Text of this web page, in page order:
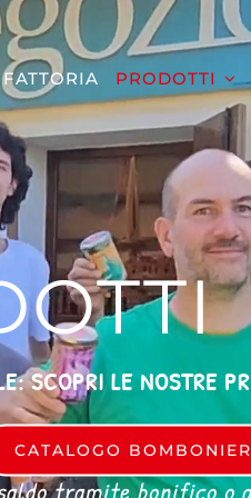
FATTORIA PRODOTTI
SCOPRI LE NOSTRE
CATALOGO
tramite bonifico